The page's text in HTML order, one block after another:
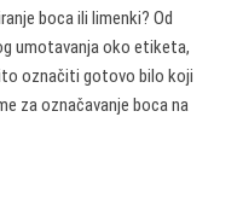
boca ili limenki? Od
umotavanja oko etiketa,
označiti gotovo bilo koji
za označavanje boca na